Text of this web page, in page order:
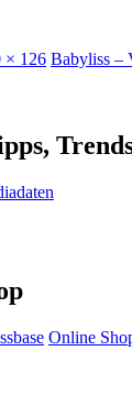
× 126 Babyliss –
Online